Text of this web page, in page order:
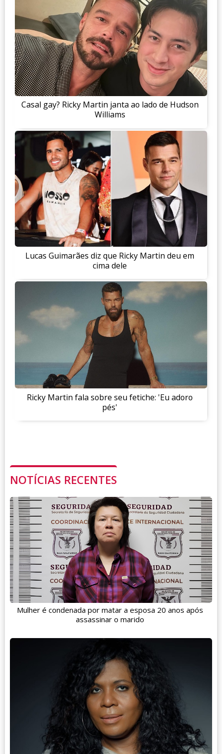
Casal gay? Ricky Martin janta ao lado de Hudson
Williams
Lucas Guimarães diz que Ricky Martin deu em
cima dele
Ricky Martin fala sobre seu fetiche: 'Eu adoro
pés'
NOTÍCIAS RECENTES
Mulher é condenada por matar a esposa 20 anos após
assassinar o marido